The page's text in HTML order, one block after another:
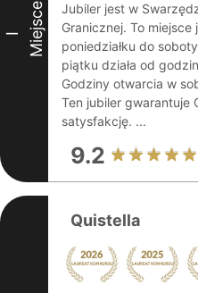
I Miejsce
Jubiler jest w
Granicznej. To
poniedziałku do
piątku działa od
Godziny otwarcia w
Ten jubiler gwarantuje
satysfakcję. ...
9.2
Quistella